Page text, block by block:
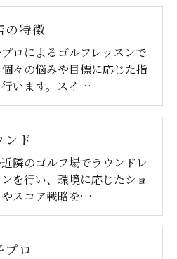
の特徴
ロによるゴルフレッスンで
々の悩みや目標に応じた指
います。スイ…
ンド
隣のゴルフ場でラウンドレ
を行い、環境に応じたショ
やスコア戦略を…
プロ